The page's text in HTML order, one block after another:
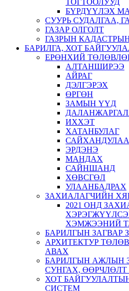
ТОГТООЛУУД
БҮРДҮҮЛЭХ
СУУРЬ СУДАЛГАА,
ГАЗАР ОЛГОЛТ
ГАЗРЫН
БАРИЛГА, ХОТ
ЕРӨНХИЙ
АЛТАНШИРЭЭ
АЙРАГ
ДЭЛГЭРЭХ
ӨРГӨН
ЗАМЫН ҮҮД
ИХХЭТ
ХАТАНБУЛАГ
ЭРДЭНЭ
МАНДАХ
САЙНШАНД
ХӨВСГӨЛ
УЛААНБАДРАХ
ЗАХИАЛАГЧИЙН
2021 ОНД
ХЭМЖЭЭНИЙ
БАРИЛГЫН ЗАГВАР
АРХИТЕКТУР
АВАХ
БАРИЛГЫН АЖЛЫН
СУНГАХ, ӨӨРЧЛӨЛТ
ХОТ
СИСТЕМ